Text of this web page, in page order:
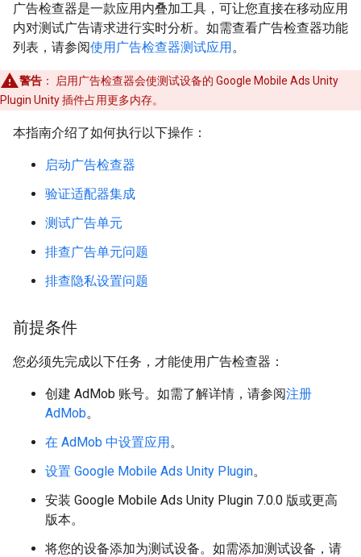
广告检查器是一款应用内叠加工具，可让您直接在移动应用
内对测试广告请求进行实时分析。如需查看广告检查器功能
列表，请参阅使用广告检查器测试应用。
警告 ： 启用广告检查器会使测试设备的 Google Mobile Ads Unity
Plugin Unity 插件占用更多内存。
本指南介绍了如何执行以下操作：
启动广告检查器
验证适配器集成
测试广告单元
排查广告单元问题
排查隐私设置问题
前提条件
您必须先完成以下任务，才能使用广告检查器：
创建 AdMob 账号。如需了解详情，请参阅注册
AdMob。
在 AdMob 中设置应用。
设置 Google Mobile Ads Unity Plugin。
安装 Google Mobile Ads Unity Plugin 7.0.0 版或更高
版本。
将您的设备添加为测试设备。如需添加测试设备，请